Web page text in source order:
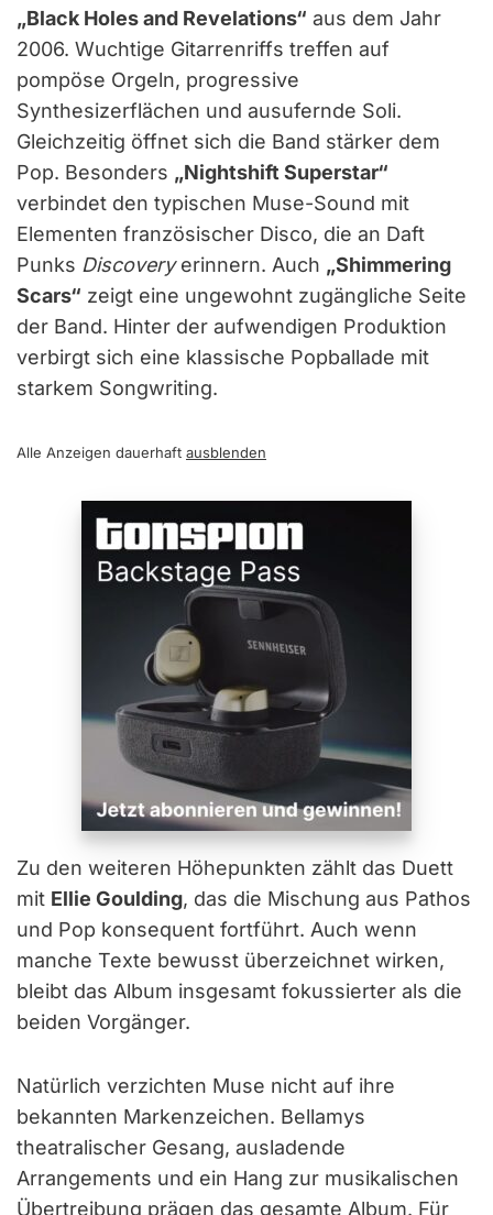
„Black Holes and Revelations“ aus dem Jahr
2006. Wuchtige Gitarrenriffs treffen auf
pompöse Orgeln, progressive
Synthesizerflächen und ausufernde Soli.
Gleichzeitig öffnet sich die Band stärker dem
Pop. Besonders „Nightshift Superstar“
verbindet den typischen Muse-Sound mit
Elementen französischer Disco, die an Daft
Punks Discoveryerinnern. Auch „Shimmering
Scars“ zeigt eine ungewohnt zugängliche Seite
der Band. Hinter der aufwendigen Produktion
verbirgt sich eine klassische Popballade mit
starkem Songwriting.
Alle Anzeigen dauerhaft ausblenden
Zu den weiteren Höhepunkten zählt das Duett
mit Ellie Goulding, das die Mischung aus Pathos
und Pop konsequent fortführt. Auch wenn
manche Texte bewusst überzeichnet wirken,
bleibt das Album insgesamt fokussierter als die
beiden Vorgänger.
Natürlich verzichten Muse nicht auf ihre
bekannten Markenzeichen. Bellamys
theatralischer Gesang, ausladende
Arrangements und ein Hang zur musikalischen
Übertreibung prägen das gesamte Album. Für